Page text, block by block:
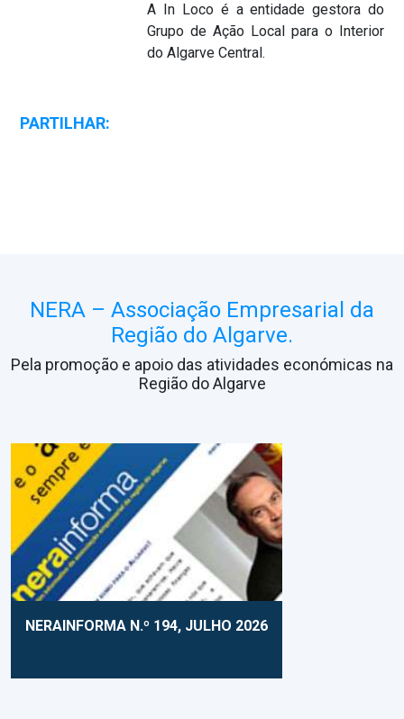
A In Loco é a entidade gestora do
Grupo de Ação Local para o Interior
do Algarve Central.
PARTILHAR:
NERA – Associação Empresarial da
Região do Algarve.
Pela promoção e apoio das atividades económicas na
Região do Algarve
NERAINFORMA N.º 194, JULHO 2026